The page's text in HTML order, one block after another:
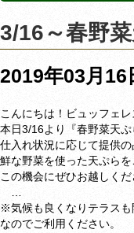
3/16～春野
2019年03月16
こんにちは！ビュッフェ
本日3/16より『春野菜天
仕入れ状況に応じて提供
鮮な野菜を使った天ぷらを
この機会にぜひお越しくだ
…
※気候も良くなりテラス
なのでご利用ください。